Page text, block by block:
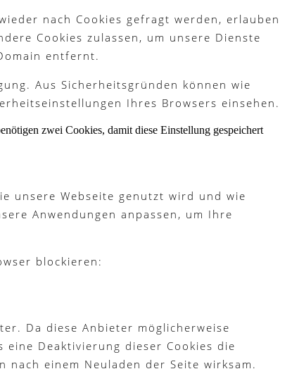
nach Cookies gefragt werden, erlauben
Cookies zulassen, um unsere Dienste
entfernt.
Aus Sicherheitsgründen können wie
Ihres Browsers einsehen.
zwei Cookies, damit diese Einstellung gespeichert
unsere Webseite genutzt wird und wie
Anwendungen anpassen, um Ihre
blockieren:
Da diese Anbieter möglicherweise
Deaktivierung dieser Cookies die
einem Neuladen der Seite wirksam.